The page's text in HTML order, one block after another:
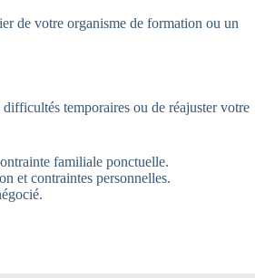
de votre organisme de formation ou un
temporaires ou de réajuster votre
familiale ponctuelle.
et contraintes personnelles.